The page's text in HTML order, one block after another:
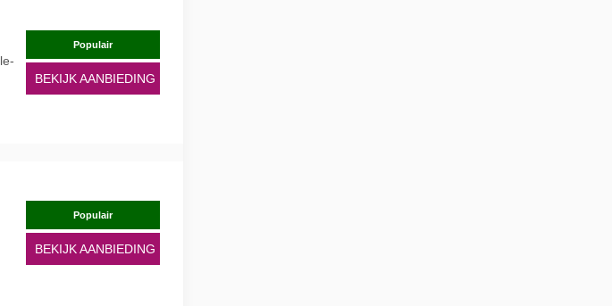
Populair
BEKIJK AANBIEDING
Populair
BEKIJK AANBIEDING